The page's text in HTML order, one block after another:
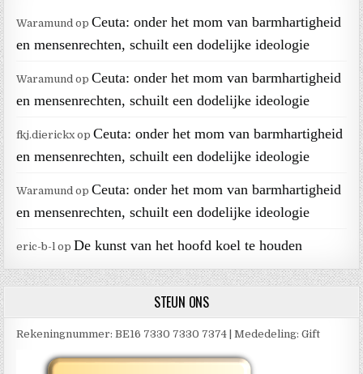
Waramund opCeuta: onder het mom van barmhartigheid
en mensenrechten, schuilt een dodelijke ideologie
Waramund opCeuta: onder het mom van barmhartigheid
en mensenrechten, schuilt een dodelijke ideologie
fkj.dierickx opCeuta: onder het mom van barmhartigheid
en mensenrechten, schuilt een dodelijke ideologie
Waramund opCeuta: onder het mom van barmhartigheid
en mensenrechten, schuilt een dodelijke ideologie
eric-b-l op De kunst van het hoofd koel te houden
STEUN ONS
Rekeningnummer: BE16 7330 7330 7374 | Mededeling: Gift